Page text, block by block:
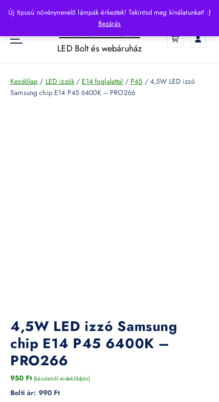
Új típusú növénynevelő lámpák érkeztek! Tekintsd meg kínálatunkat! :)
Bezárás
p
o
HelloLED.hu
LED Bolt és webáruház
Kezdőlap / LED izzók/ E14 foglalattal / P45 / 4,5W LED izzó
Samsung chip E14 P45 6400K – PRO266
4,5W LED izzó Samsung
chip E14 P45 6400K –
PRO266
950 Ft (készletről érdeklődjön)
Bolti ár: 990 Ft